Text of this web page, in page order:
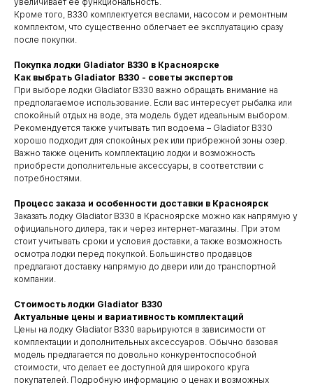
Кроме того, B330 комплектуется веслами, насосом и ремонтным
комплектом, что существенно облегчает ее эксплуатацию сразу
после покупки.
Покупка лодки Gladiator B330 в Красноярске
Как выбрать Gladiator B330 - советы экспертов
При выборе лодки Gladiator B330 важно обращать внимание на
предполагаемое использование. Если вас интересует рыбалка или
спокойный отдых на воде, эта модель будет идеальным выбором.
Рекомендуется также учитывать тип водоема – Gladiator B330
хорошо подходит для спокойных рек или прибрежной зоны озер.
Важно также оценить комплектацию лодки и возможность
приобрести дополнительные аксессуары, в соответствии с
потребностями.
Процесс заказа и особенности доставки в Красноярск
Заказать лодку Gladiator B330 в Красноярске можно как напрямую у
официального дилера, так и через интернет-магазины. При этом
стоит учитывать сроки и условия доставки, а также возможность
осмотра лодки перед покупкой. Большинство продавцов
предлагают доставку напрямую до двери или до транспортной
компании.
Стоимость лодки Gladiator B330
Актуальные цены и вариативность комплектаций
Цены на лодку Gladiator B330 варьируются в зависимости от
комплектации и дополнительных аксессуаров. Обычно базовая
модель предлагается по довольно конкурентоспособной
стоимости, что делает ее доступной для широкого круга
покупателей. Подробную информацию о ценах и возможных